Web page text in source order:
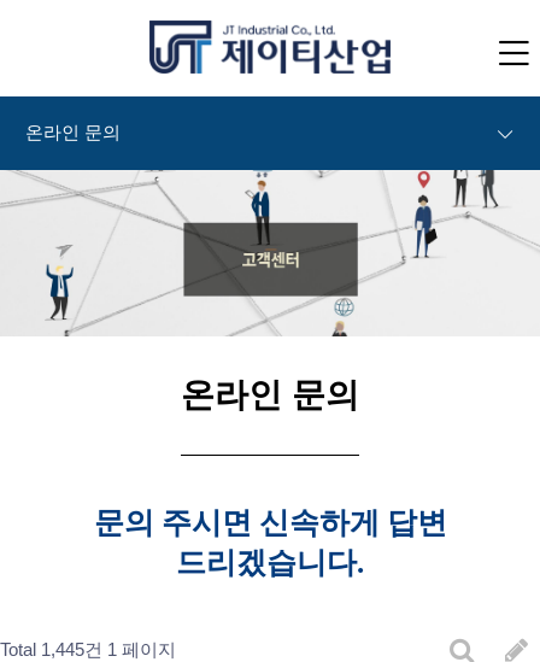
온라인 문의
온라인 문의
문의 주시면 신속하게 답변
드리겠습니다.
Total 1,445건 1 페이지